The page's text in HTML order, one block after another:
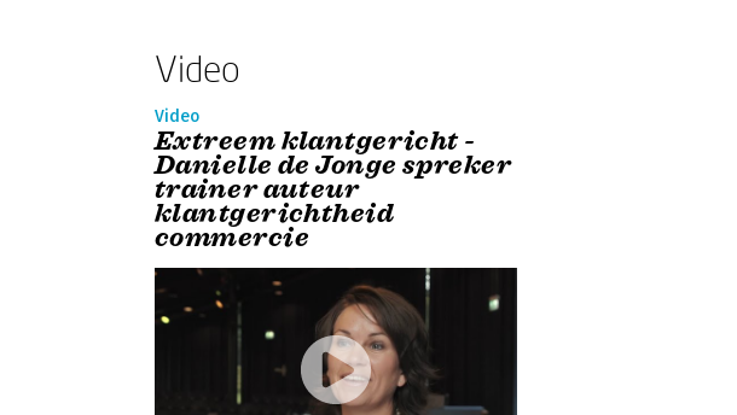
Video
Video
Extreem klantgericht -
Danielle de Jonge spreker
trainer auteur
klantgerichtheid
commercie